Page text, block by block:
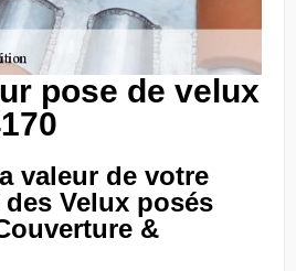
pose de velux
valeur de votre
Velux posés
&